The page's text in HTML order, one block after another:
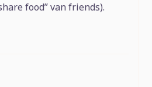
food” van friends).